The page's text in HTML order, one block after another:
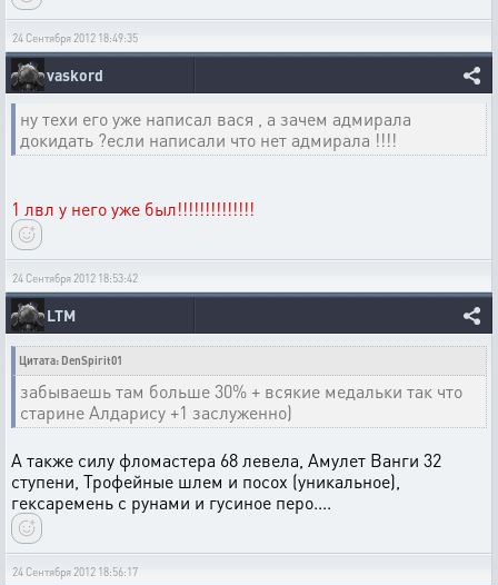
24 Сентября 2012 18:49:35
vaskord
ну техи его уже написал вася , а зачем адмирала
докидать ?если написали что нет адмирала !!!!
1 лвл у него уже был!!!!!!!!!!!!!!
24 Сентября 2012 18:53:42
LTM
Цитата: DenSpirit01
забываешь там больше 30% + всякие медальки так что
старине Алдарису +1 заслуженно)
А также силу фломастера 68 левела, Амулет Ванги 32
ступени, Трофейные шлем и посох (уникальное),
гексаремень с рунами и гусиное перо....
24 Сентября 2012 18:56:17